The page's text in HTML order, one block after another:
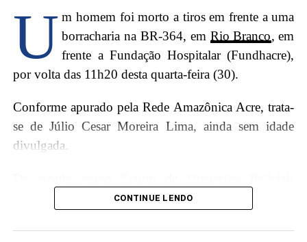
O episódio gerou revolta na comunidade, que exige
respostas e justiça para o idoso. A violência contra
pessoas da terceira idade, especialmente em áreas mais
U m homem foi morto a tiros em frente a uma
borracharia na BR-364, em Rio Branco, em
frente a Fundação Hospitalar (Fundhacre),
por volta das 11h20 desta quarta-feira (30).
Conforme apurado pela Rede Amazônica Acre, trata-
se de Júlio Cesar Moreira Lima, ainda sem idade
divulgada.
Militares (Copom), dois homens em uma motocicleta
alvejou a vítima.
CONTINUE LENDO